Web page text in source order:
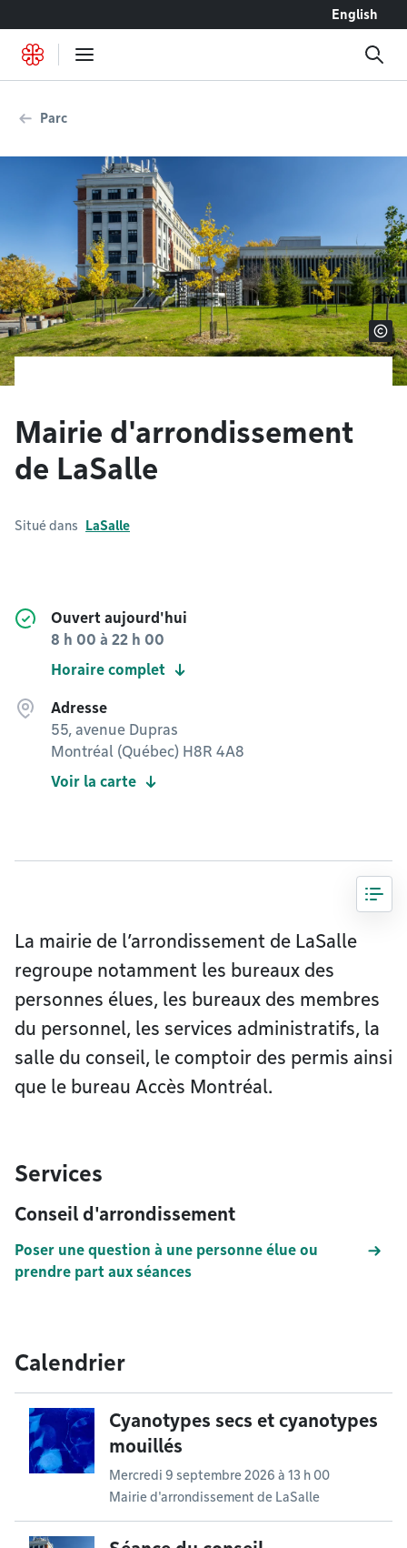
English
Parc
Mairie d'arrondissement
de LaSalle
Situé dans LaSalle
Ouvert aujourd'hui
8 h 00 à 22 h 00
Horaire complet
Adresse
55, avenue Dupras
Montréal (Québec) H8R 4A8
Voir la carte
La mairie de l’arrondissement de LaSalle
regroupe notamment les bureaux des
personnes élues, les bureaux des membres
du personnel, les services administratifs, la
salle du conseil, le comptoir des permis ainsi
que le bureau Accès Montréal.
Services
Conseil d'arrondissement
Poser une question à une personne élue ou
prendre part aux séances
Calendrier
Cyanotypes secs et cyanotypes
mouillés
Mercredi 9 septembre 2026 à 13 h 00
Mairie d'arrondissement de LaSalle